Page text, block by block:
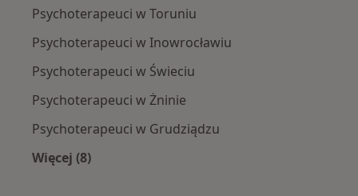
Psychoterapeuci w Toruniu
Psychoterapeuci w Inowrocławiu
Psychoterapeuci w Świeciu
Psychoterapeuci w Żninie
Psychoterapeuci w Grudziądzu
Więcej (8)